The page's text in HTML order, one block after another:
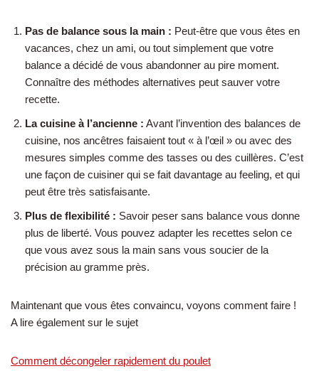
Pas de balance sous la main : Peut-être que vous êtes en
vacances, chez un ami, ou tout simplement que votre
balance a décidé de vous abandonner au pire moment.
Connaître des méthodes alternatives peut sauver votre
recette.
La cuisine à l’ancienne : Avant l’invention des balances de
cuisine, nos ancêtres faisaient tout « à l’œil » ou avec des
mesures simples comme des tasses ou des cuillères. C’est
une façon de cuisiner qui se fait davantage au feeling, et qui
peut être très satisfaisante.
Plus de flexibilité : Savoir peser sans balance vous donne
plus de liberté. Vous pouvez adapter les recettes selon ce
que vous avez sous la main sans vous soucier de la
précision au gramme près.
Maintenant que vous êtes convaincu, voyons comment faire !
A lire également sur le sujet
Comment décongeler rapidement du poulet